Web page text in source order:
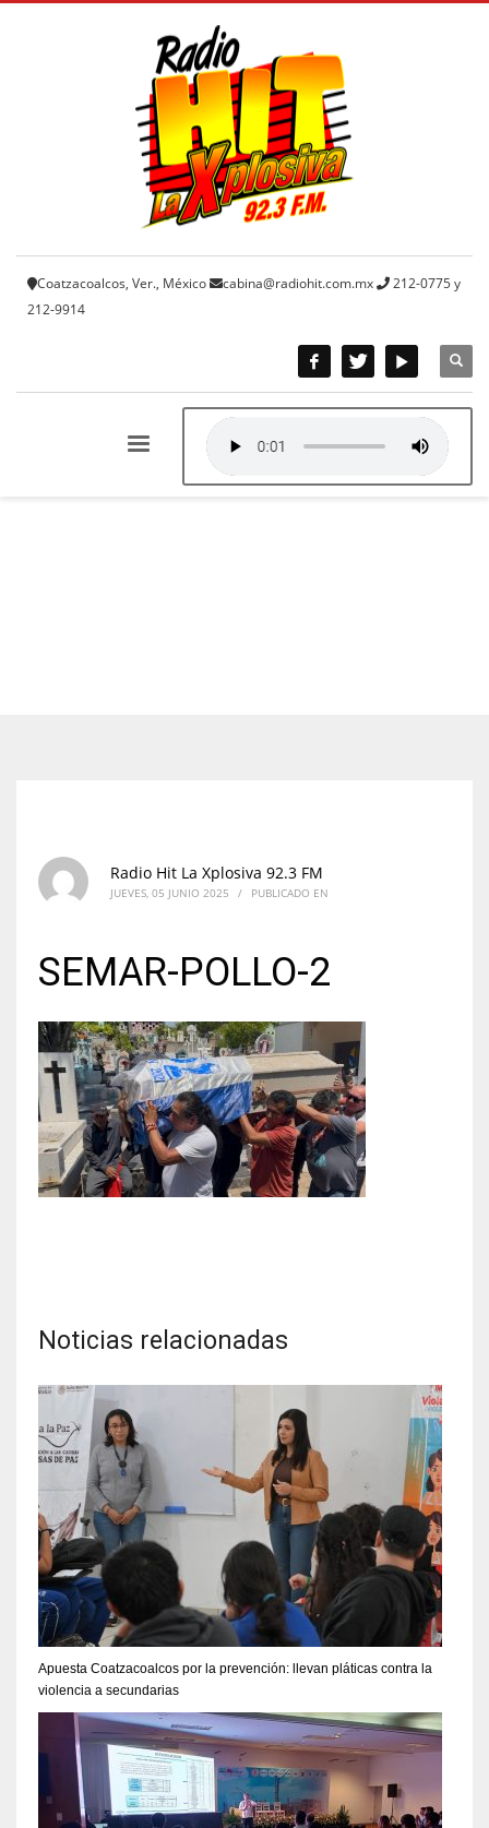
Coatzacoalcos, Ver., México cabina@radiohit.com.mx
212-0775 y
212-9914
Radio Hit La Xplosiva 92.3 FM
JUEVES, 05 JUNIO 2025 / PUBLICADO EN
SEMAR-POLLO-2
Noticias relacionadas
Apuesta Coatzacoalcos por la prevención: llevan pláticas contra la
violencia a secundarias